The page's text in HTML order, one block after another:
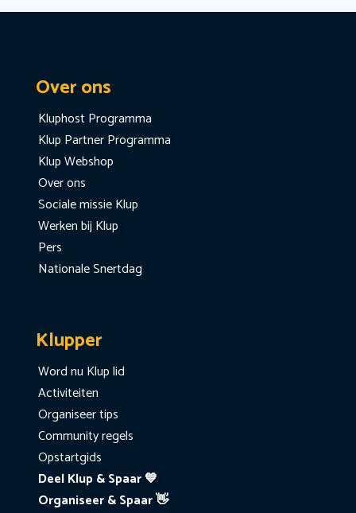
Over ons
Kluphost Programma
Klup Partner Programma
Klup Webshop
Over ons
Sociale missie Klup
Werken bij Klup
Pers
Nationale Snertdag
Klupper
Word nu Klup lid
Activiteiten
Organiseer tips
Community regels
Opstartgids
Deel Klup & Spaar 💙
Organiseer & Spaar 👋